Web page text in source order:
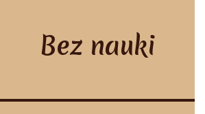
Bez nauki